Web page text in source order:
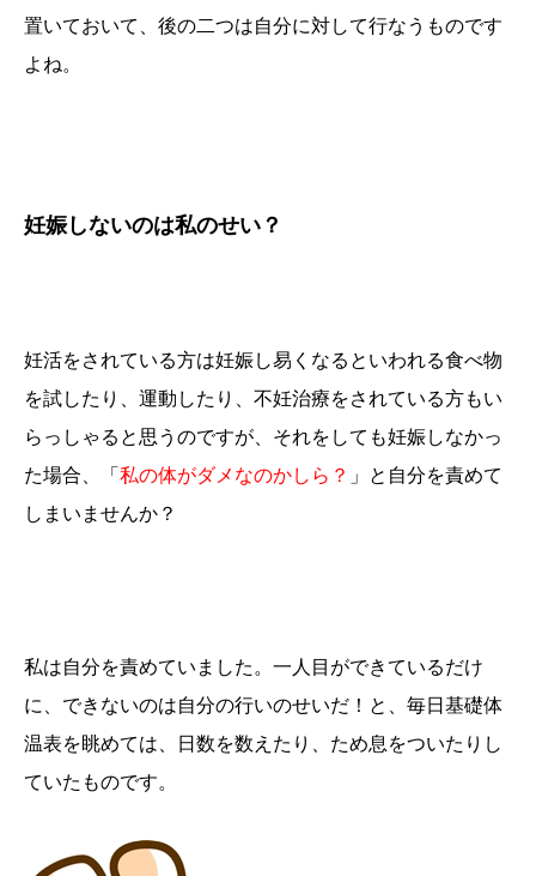
置いておいて、後の二つは自分に対して行なうものです
よね。
妊娠しないのは私のせい？
妊活をされている方は妊娠し易くなるといわれる食べ物
を試したり、運動したり、不妊治療をされている方もい
らっしゃると思うのですが、それをしても妊娠しなかっ
た場合、「 私の体がダメなのかしら？ 」と自分を責めて
しまいませんか？
私は自分を責めていました。一人目ができているだけ
に、できないのは自分の行いのせいだ！と、毎日基礎体
温表を眺めては、日数を数えたり、ため息をついたりし
ていたものです。